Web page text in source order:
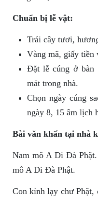
Chuẩn bị lễ vật:
Trái cây tươi,
Vàng mã, giấy tiền
Đặt lễ cúng ở bàn
mát trong nhà.
Chọn ngày cúng
ngày 8, 15 âm lịch
Bài văn khấn tại nhà
Nam mô A Di Đà
mô A Di Đà Phật.
Con kính lạy chư